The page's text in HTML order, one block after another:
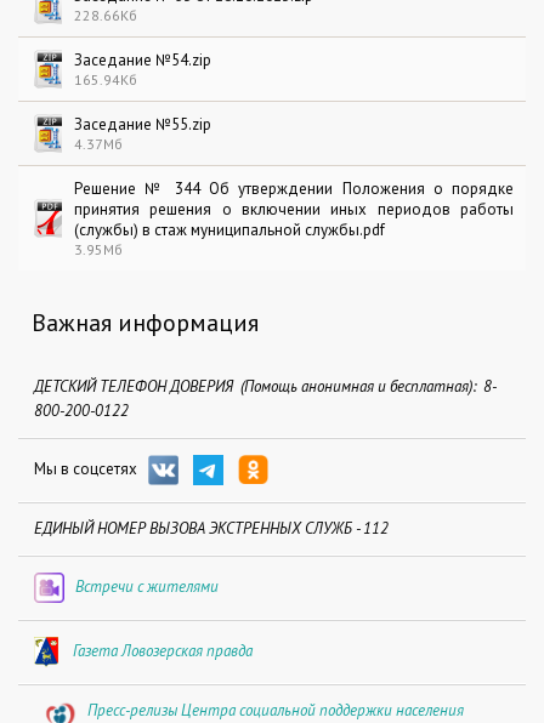
228.66Кб
Заседание №54.zip
165.94Кб
Заседание №55.zip
4.37Мб
Решение № 344 Об утверждении Положения о порядке
принятия решения о включении иных периодов работы
(службы) в стаж муниципальной службы.pdf
3.95Мб
Важная информация
ДЕТСКИЙ ТЕЛЕФОН ДОВЕРИЯ (Помощь анонимная и бесплатная): 8-
800-200-0122
Мы в соцсетях
ЕДИНЫЙ НОМЕР ВЫЗОВА ЭКСТРЕННЫХ СЛУЖБ - 112
Встречи с жителями
Газета Ловозерская правда
Пресс-релизы Центра социальной поддержки населения